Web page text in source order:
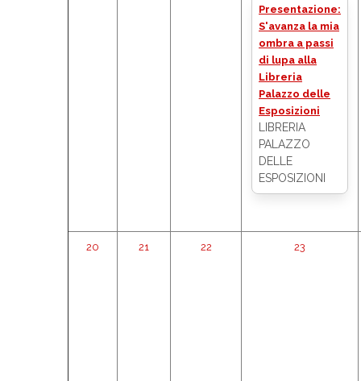
Presentazione:
S'avanza la mia
ombra a passi
di lupa alla
Libreria
Palazzo delle
Esposizioni
LIBRERIA
PALAZZO
DELLE
ESPOSIZIONI
20 21 22 23